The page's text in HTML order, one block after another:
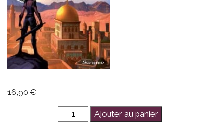
16,90 €
quantité
Ajouter au panier